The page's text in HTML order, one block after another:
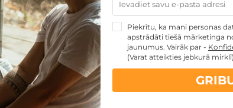
Izsmalcināta dienas SPA relaksācija
VIENAM vai DIVIEM
Rīga,Hedonic SPA
★ ★ ★ ★ ★
Baseins un pirtis
Ilgums: 1.5 st.
VIENAM
Piekrītu, ka mani personas
apstrādāti tiešā mārketinga
jaunumus. Vairāk par -
(Varat atteikties jebkurā mirklī)